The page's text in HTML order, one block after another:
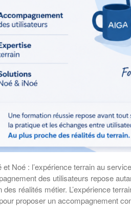
et Noé : l’expérience terrain au
des utilisateurs repose
des réalités métier. L’expérience
proposer un accompagnement